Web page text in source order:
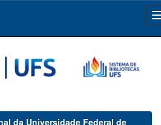
da Universidade Federal de